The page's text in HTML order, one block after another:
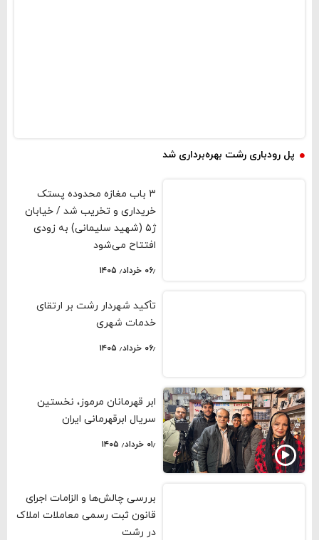
۳ باب مغازه محدوده پستک
خریداری و تخریب شد / خیابان
ژ۵ (شهید سلیمانی) به زودی
افتتاح می‌شود
۰۶٫ خرداد٫ ۱۴۰۵
تأکید شهردار رشت بر ارتقای
خدمات شهری
۰۶٫ خرداد٫ ۱۴۰۵
ابر قهرمانان مرموز، نخستین
سریال ابرقهرمانی ایران
۰۱٫ خرداد٫ ۱۴۰۵
بررسی چالش‌ها و الزامات اجرای
قانون ثبت رسمی معاملات املاک
در رشت
پل رودباری رشت بهره‌برداری شد